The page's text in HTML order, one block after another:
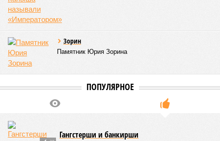
Зорин
Памятник Юрия Зорина
ПОПУЛЯРНОЕ
Гангстерши и банкирши